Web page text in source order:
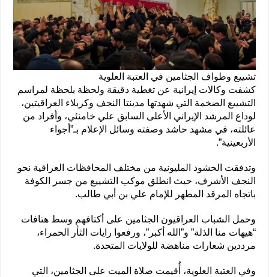
تشييع وطواف الجثامين في العتبة العلوية
كشفت وكالات إيرانية عن تغطية دقيقة ولحظة بلحظة لمراسم
التشييع الضخمة التي شهدتها مدينتا النجف وكربلاء العراقيتين،
لوداع المرشد الإيراني الأعلى السابق علي خامنئي، وأفراد من
عائلته، في مشهد حاشد وصفته وسائل الإعلام بـ”أجواء
الأربعينية”.
وتدفقت الحشود المليونية من مختلف المحافظات العراقية نحو
النجف الأشرف، حيث انطلق موكب التشييع من جسر الكوفة
باتجاه المرقد المطهر للإمام علي بن أبي طالب.
وحمل الشباب العراقيون الجثامين على أكتافهم وسط هتافات
“هيهات منا الذلة” و”الله أكبر”، ورفعوا رايات الثأر الحمراء،
مرددين شعارات مناهضة للولايات المتحدة.
وفي العتبة العلوية، أُقيمت صلاة الميت على الجثامين، التي